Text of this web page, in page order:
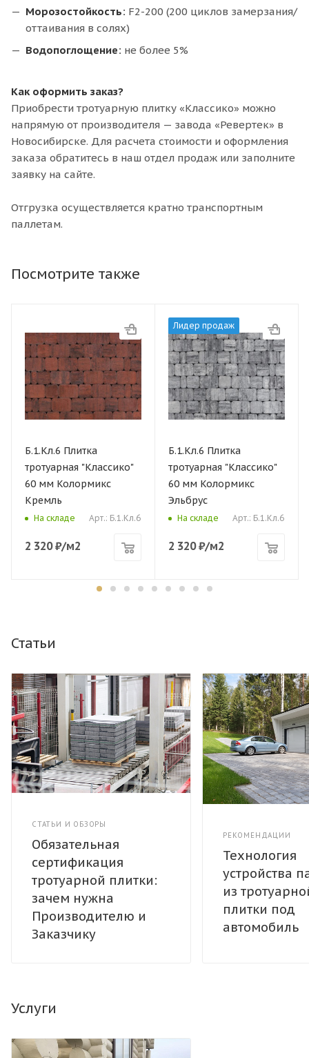
Морозостойкость: F2-200 (200 циклов замерзания/
оттаивания в солях)
Водопоглощение: не более 5%
Как оформить заказ?
Приобрести тротуарную плитку «Классико» можно
напрямую от производителя — завода «Ревертек» в
Новосибирске. Для расчета стоимости и оформления
заказа обратитесь в наш отдел продаж или заполните
заявку на сайте.
Отгрузка осуществляется кратно транспортным
паллетам.
Посмотрите также
Б.1.Кл.6 Плитка
тротуарная "Классико"
60 мм Колормикс
Кремль
На складе Арт.: Б.1.Кл.6
2 320₽/м2
Лидер продаж
Б.1.Кл.6 Плитка
тротуарная "Классико"
60 мм Колормикс
Эльбрус
На складе Арт.: Б.1.Кл.6
2 320₽/м2
Статьи
СТАТЬИ И ОБЗОРЫ
Обязательная
сертификация
тротуарной плитки:
зачем нужна
Производителю и
Заказчику
РЕКОМЕНДАЦИИ
Технология
устройства
из
плитки под
автомобиль
Услуги